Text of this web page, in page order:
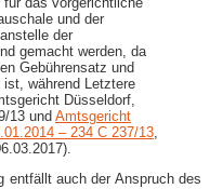
und der
der
gemacht werden, da
Gebührensatz und
während Letztere
Düsseldorf,
13 undAmtsgericht
– 234 C 237/13
entfällt auch der Anspruch des